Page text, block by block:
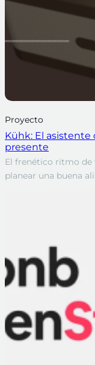
Proyecto
Kühk: El asistente
presente
El frenético ritmo de
planear una buena